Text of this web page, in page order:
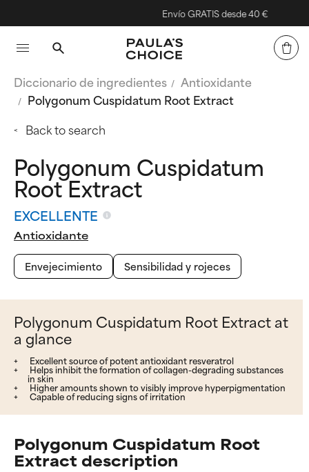
Envío GRATIS desde 40 €
Diccionario de ingredientes
Antioxidante
Polygonum Cuspidatum Root Extract
Back to search
Polygonum Cuspidatum
Root Extract
EXCELLENTE
Antioxidante
Envejecimiento
Sensibilidad y rojeces
Polygonum Cuspidatum Root Extract at
a glance
Excellent source of potent antioxidant resveratrol
Helps inhibit the formation of collagen-degrading substances
in skin
Higher amounts shown to visibly improve hyperpigmentation
Capable of reducing signs of irritation
Polygonum Cuspidatum Root
Extract description